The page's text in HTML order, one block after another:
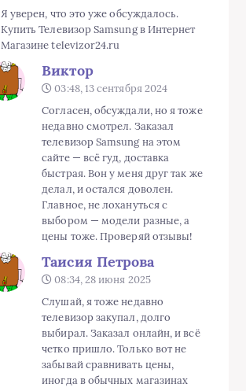
Я уверен, что это уже обсуждалось.
Купить Телевизор Samsung в Интернет
Магазине televizor24.ru
Виктор
03:48, 13 сентября 2024
Согласен, обсуждали, но я тоже
недавно смотрел. Заказал
телевизор Samsung на этом
сайте — всё гуд, доставка
быстрая. Вон у меня друг так же
делал, и остался доволен.
Главное, не лохануться с
выбором — модели разные, а
цены тоже. Проверяй отзывы!
Таисия Петрова
08:34, 28 июня 2025
Слушай, я тоже недавно
телевизор закупал, долго
выбирал. Заказал онлайн, и всё
четко пришло. Только вот не
забывай сравнивать цены,
иногда в обычных магазинах